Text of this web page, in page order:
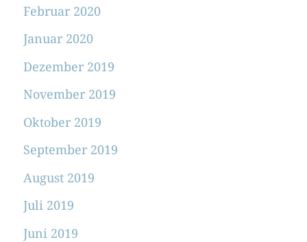
Februar 2020
Januar 2020
Dezember 2019
November 2019
Oktober 2019
September 2019
August 2019
Juli 2019
Juni 2019